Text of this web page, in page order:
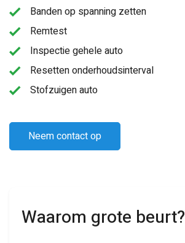
Banden op spanning zetten
Remtest
Inspectie gehele auto
Resetten onderhoudsinterval
Stofzuigen auto
Neem contact op
Waarom grote beurt?